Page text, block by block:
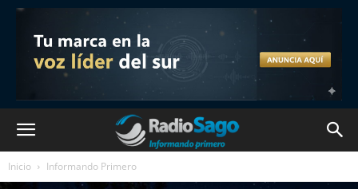
Inicio Informando Primero